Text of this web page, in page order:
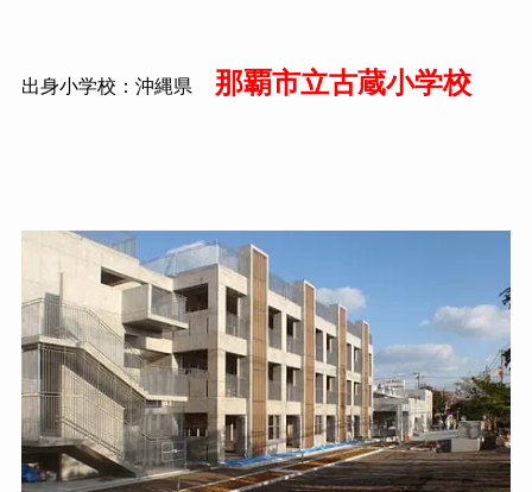
出身小学校：沖縄県 那覇市立古蔵小学校